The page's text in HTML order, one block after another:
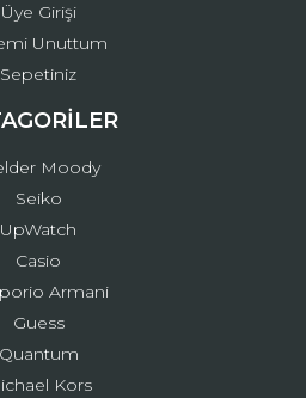
Üye Girişi
Unuttum
Sepetiniz
Moody
Seiko
UpWatch
Casio
Armani
Guess
Quantum
Kors